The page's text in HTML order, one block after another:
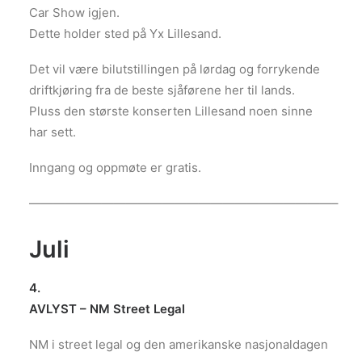
Car Show igjen.
Dette holder sted på Yx Lillesand.
Det vil være bilutstillingen på lørdag og forrykende
driftkjøring fra de beste sjåførene her til lands.
Pluss den største konserten Lillesand noen sinne
har sett.
Inngang og oppmøte er gratis.
—————————————————————————–
Juli
4.
AVLYST – NM Street Legal
NM i street legal og den amerikanske nasjonaldagen